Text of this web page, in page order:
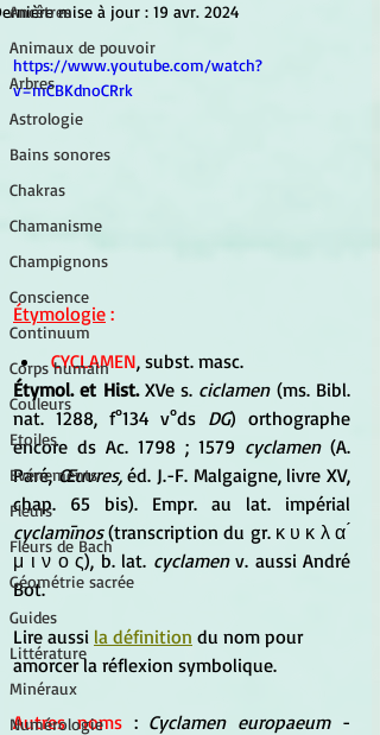
Ancêtres
Animaux de pouvoir
Arbres
Astrologie
Bains sonores
Chakras
Chamanisme
Champignons
Conscience
Continuum
Corps humain
Couleurs
Etoiles
Evénements
Fleurs
Fleurs de Bach
Géométrie sacrée
Guides
Littérature
Minéraux
Numérologie
mise à jour : 19 avr. 2024
https://www.youtube.com/watch?
v=mCBKdnoCRrk
Étymologie :
CYCLAMEN, subst. masc.
Étymol. et Hist. XVe s. ciclamen (ms. Bibl.
nat. 1288, f°134 v°ds DG) orthographe
encore ds Ac. 1798 ; 1579 cyclamen (A.
Paré, Œuvres, éd. J.-F. Malgaigne, livre XV,
cyclamīnos (transcription du gr. κ υ κ λ α ́
μ ι ν ο ς), b. lat. cyclamen v. aussi André
Bot.
Lire aussi la définition du nom pour
amorcer la réflexion symbolique.
Autres noms : Cyclamen europaeum -